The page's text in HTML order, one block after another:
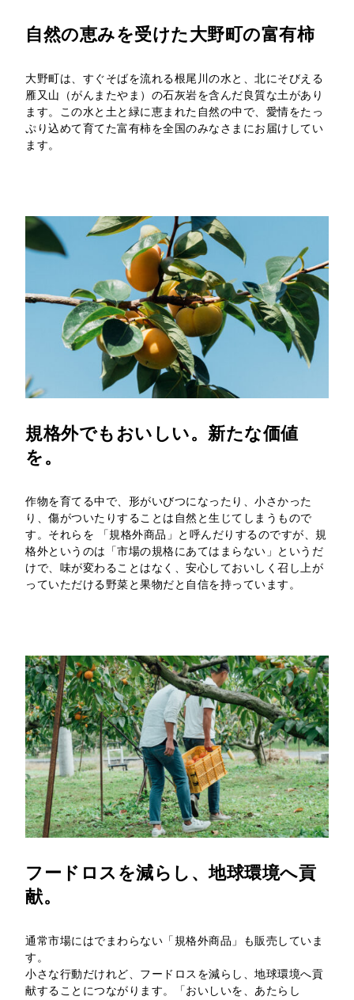
自然の恵みを受けた大野町の富有柿
大野町は、すぐそばを流れる根尾川の水と、北にそびえる
雁又山（がんまたやま）の石灰岩を含んだ良質な土があり
ます。この水と土と緑に恵まれた自然の中で、愛情をたっ
ぷり込めて育てた富有柿を全国のみなさまにお届けしてい
ます。
規格外でもおいしい。新たな価値
を。
作物を育てる中で、形がいびつになったり、小さかった
り、傷がついたりすることは自然と生じてしまうもので
す。それらを 「規格外商品」と呼んだりするのですが、規
格外というのは「市場の規格にあてはまらない」というだ
けで、味が変わることはなく、安心しておいしく召し上が
っていただける野菜と果物だと自信を持っています。
フードロスを減らし、地球環境へ貢
献。
通常市場にはでまわらない「規格外商品」も販売していま
す。
小さな行動だけれど、フードロスを減らし、地球環境へ貢
献することにつながります。「おいしいを、あたらし